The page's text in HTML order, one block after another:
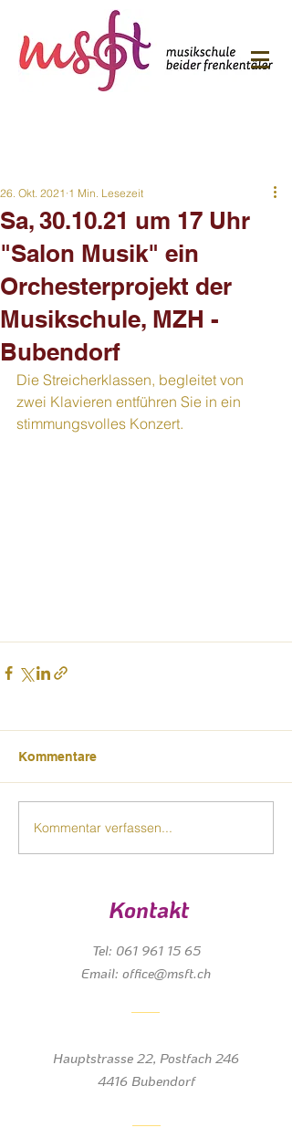
Sa, 30.10.21 um 17 Uhr
"Salon Musik" ein
Orchesterprojekt der
Musikschule, MZH -
Bubendorf
26. Okt. 2021 1 Min. Lesezeit
Die Streicherklassen, begleitet von
zwei Klavieren entführen Sie in ein
stimmungsvolles Konzert.
Kommentare
Kommentar verfassen...
Kontakt
Tel: 061 961 15 65
Email: office@msft.ch
Hauptstrasse 22, Postfach 246
4416 Bubendorf